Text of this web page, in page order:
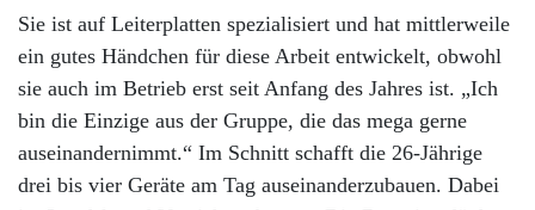
Sie ist auf Leiterplatten spezialisiert und hat mittlerweile
ein gutes Händchen für diese Arbeit entwickelt, obwohl
sie auch im Betrieb erst seit Anfang des Jahres ist. „Ich
bin die Einzige aus der Gruppe, die das mega gerne
auseinandernimmt.“ Im Schnitt schafft die 26-Jährige
drei bis vier Geräte am Tag auseinanderzubauen. Dabei